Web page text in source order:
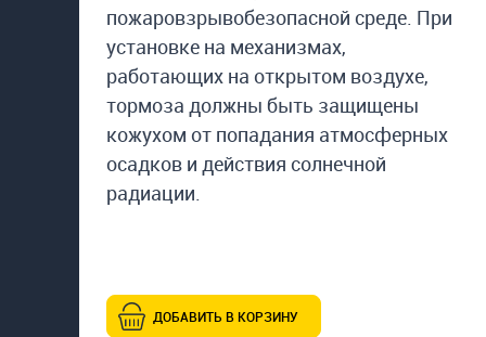
пожаровзрывобезопасной среде. При
установке на механизмах,
работающих на открытом воздухе,
тормоза должны быть защищены
кожухом от попадания атмосферных
осадков и действия солнечной
радиации.
ДОБАВИТЬ В КОРЗИНУ